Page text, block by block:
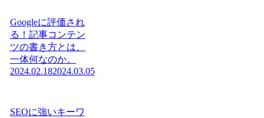
Googleに評価され
る！記事コンテン
ツの書き方とは、
一体何なのか。
2024.02.182024.03.05
SEOに強いキーワ